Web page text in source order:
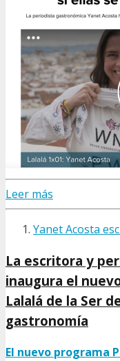
Leer más
Yanet Acosta
La escritora y
inaugura el
Lalalá de la Ser
gastronomía
El nuevo programa